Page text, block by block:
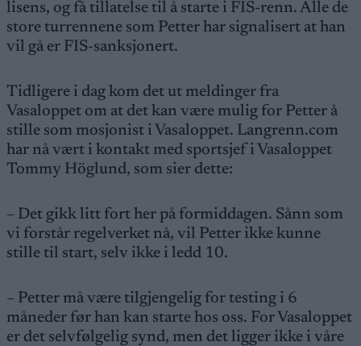
lisens, og få tillatelse til å starte i FIS-renn. Alle de
store turrennene som Petter har signalisert at han
vil gå er FIS-sanksjonert.
Tidligere i dag kom det ut meldinger fra
Vasaloppet om at det kan være mulig for Petter å
stille som mosjonist i Vasaloppet. Langrenn.com
har nå vært i kontakt med sportsjef i Vasaloppet
Tommy Höglund, som sier dette:
– Det gikk litt fort her på formiddagen. Sånn som
vi forstår regelverket nå, vil Petter ikke kunne
stille til start, selv ikke i ledd 10.
– Petter må være tilgjengelig for testing i 6
måneder før han kan starte hos oss. For Vasaloppet
er det selvfølgelig synd, men det ligger ikke i våre